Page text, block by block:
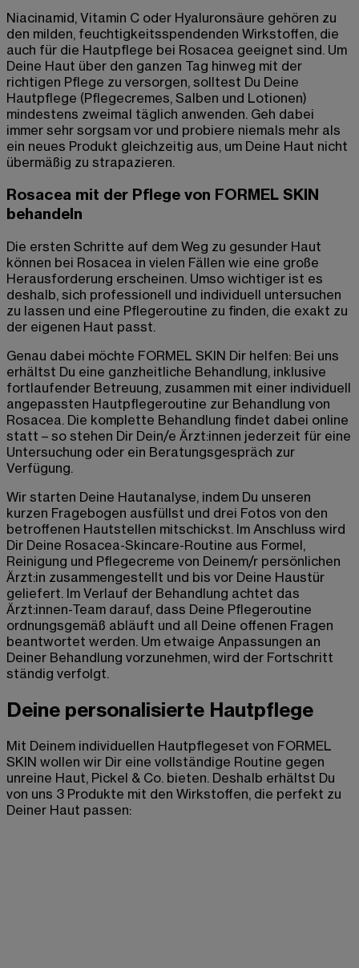
Niacinamid, Vitamin C oder Hyaluronsäure gehören zu
den milden, feuchtigkeitsspendenden Wirkstoffen, die
auch für die Hautpflege bei Rosacea geeignet sind. Um
Deine Haut über den ganzen Tag hinweg mit der
richtigen Pflege zu versorgen, solltest Du Deine
Hautpflege (Pflegecremes, Salben und Lotionen)
mindestens zweimal täglich anwenden. Geh dabei
immer sehr sorgsam vor und probiere niemals mehr als
ein neues Produkt gleichzeitig aus, um Deine Haut nicht
übermäßig zu strapazieren.
Rosacea mit der Pflege von FORMEL SKIN
behandeln
Die ersten Schritte auf dem Weg zu gesunder Haut
können bei Rosacea in vielen Fällen wie eine große
Herausforderung erscheinen. Umso wichtiger ist es
deshalb, sich professionell und individuell untersuchen
zu lassen und eine Pflegeroutine zu finden, die exakt zu
der eigenen Haut passt.
Genau dabei möchte FORMEL SKIN Dir helfen: Bei uns
erhältst Du eine ganzheitliche Behandlung, inklusive
fortlaufender Betreuung, zusammen mit einer individuell
angepassten Hautpflegeroutine zur Behandlung von
Rosacea. Die komplette Behandlung findet dabei online
statt – so stehen Dir Dein/e Ärzt:innen jederzeit für eine
Untersuchung oder ein Beratungsgespräch zur
Verfügung.
Wir starten Deine Hautanalyse, indem Du unseren
kurzen Fragebogen ausfüllst und drei Fotos von den
betroffenen Hautstellen mitschickst. Im Anschluss wird
Dir Deine Rosacea-Skincare-Routine aus Formel,
Reinigung und Pflegecreme von Deinem/r persönlichen
Ärzt:in zusammengestellt und bis vor Deine Haustür
geliefert. Im Verlauf der Behandlung achtet das
Ärzt:innen-Team darauf, dass Deine Pflegeroutine
ordnungsgemäß abläuft und all Deine offenen Fragen
beantwortet werden. Um etwaige Anpassungen an
Deiner Behandlung vorzunehmen, wird der Fortschritt
ständig verfolgt.
Deine personalisierte Hautpflege
Mit Deinem individuellen Hautpflegeset von FORMEL
SKIN wollen wir Dir eine vollständige Routine gegen
unreine Haut, Pickel & Co. bieten. Deshalb erhältst Du
von uns 3 Produkte mit den Wirkstoffen, die perfekt zu
Deiner Haut passen: